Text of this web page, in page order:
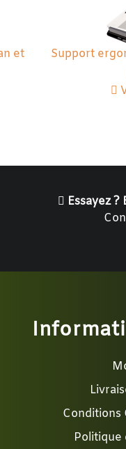
et
Support
Essayez
Conditions
Politique